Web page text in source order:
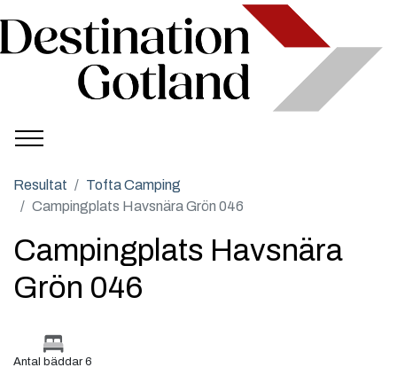
Resultat
Tofta Camping
Campingplats Havsnära Grön 046
Campingplats Havsnära
Grön 046
Antal bäddar 6